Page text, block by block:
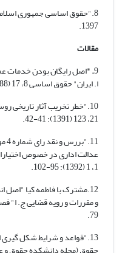
8."حقوق اساسی جمهوری
1397.
مقالات
9
. "اصل رایگان بودن خدمات
ا. ایران" حقوق اساسی 8، 17 (1388): 1-28.
10."خطر تخریب آثار تاریخی
21، 123 (1391): 41-42.
عدالت اداری در خصوص
1، 1 (1392): 95-102.
12.مشترک با فاطمه کیا
79.
13."قواعد و شرایط شکل